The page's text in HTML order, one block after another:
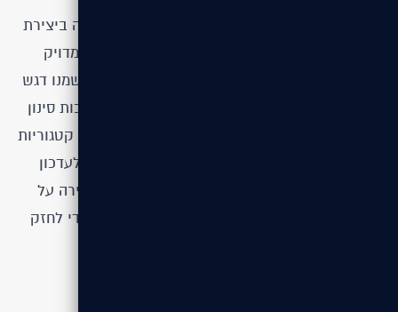
האסטרטגיה שלנו בפרויקט Scope מתכות התמקדה ביצירת
אתר קטלוגי מקיף שמאפשר ללקוחות לקבל מידע מדויק
ומפורט על מגוון המוצרים והשירותים של החברה. שמנו דגש
על חוויית משתמש אינטואיטיבית, ניווט ברור ומערכות סינון
מתקדמות שיאפשרו מציאה מהירה של מוצרים לפי קטגוריות
ותכונות. בנוסף, פיתחנו תשתית ניהול תוכן גמישה לעדכון
שוטף של מוצרים, מחירים ופרטים טכניים, תוך שמירה על
עיצוב מודרני, מקצועי ונגיש לכל סוגי המכשירים, כדי לחזק